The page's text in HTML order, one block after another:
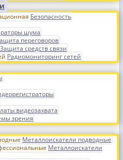
Безопасность
шума
переговоров
Защита средств связи
Радиомониторинг сетей
видеозахвата
зрения
Металлоискатели подводные
Металлоискатели